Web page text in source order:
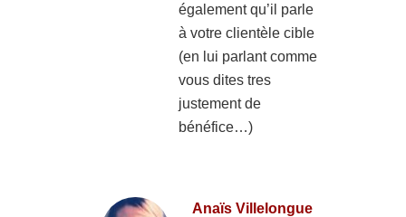
également qu’il parle
à votre clientèle cible
(en lui parlant comme
vous dites tres
justement de
bénéfice…)
Anaïs Villelongue